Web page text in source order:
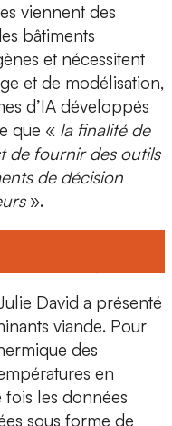
viennent des
bâtiments
et nécessitent
et de modélisation,
d’IA développés
que « la finalité de
de fournir des outils
de décision
».
David a présenté
viande. Pour
des
en
fois les données
sous forme de